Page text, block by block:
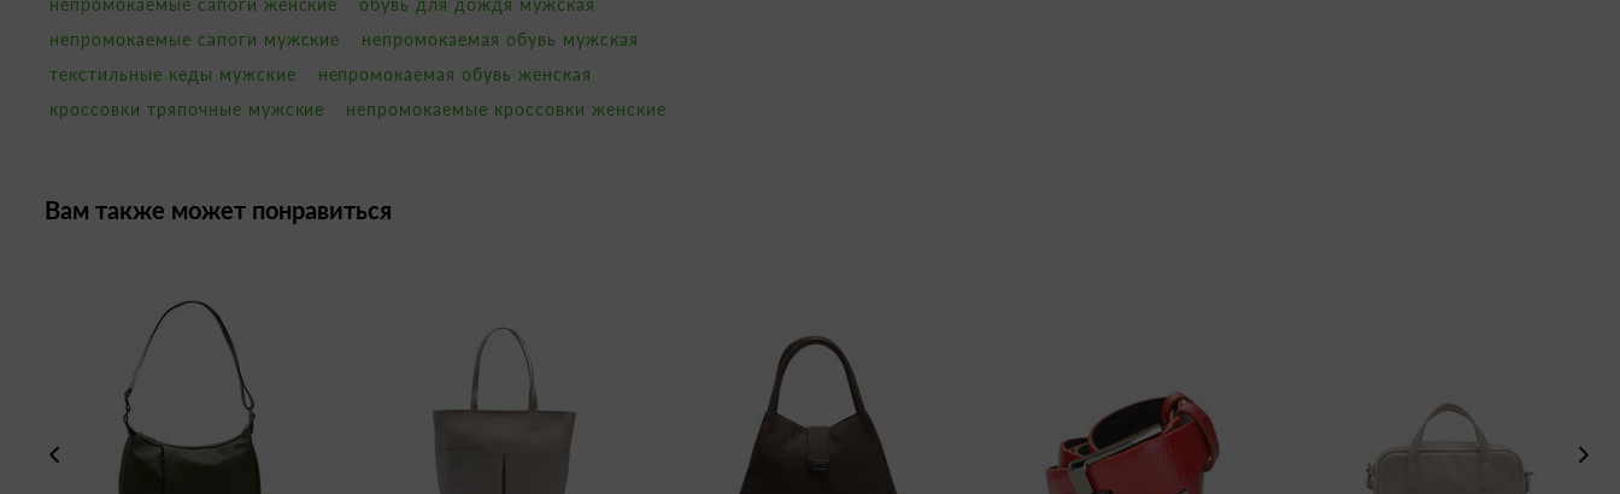
непромокаемые сапоги женские
обувь для дождя мужская
непромокаемые сапоги мужские
непромокаемая обувь мужская
текстильные кеды мужские
непромокаемая обувь женская
кроссовки тряпочные мужские
непромокаемые кроссовки женские
Вам также может понравиться